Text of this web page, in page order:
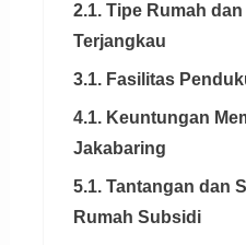
2.1. Tipe Rumah
Terjangkau
3.1. Fasilitas
4.1. Keuntungan
Jakabaring
5.1. Tantangan dan
Rumah Subsidi